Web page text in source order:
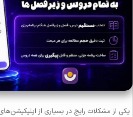
یکی از مشکلات رایج در بسیاری از